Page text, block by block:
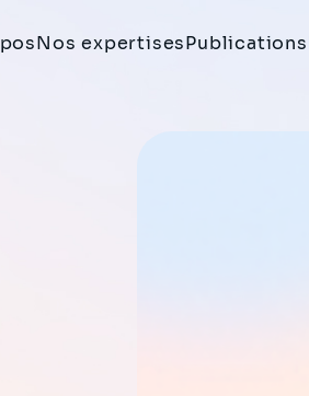
Nos expertisesPublications